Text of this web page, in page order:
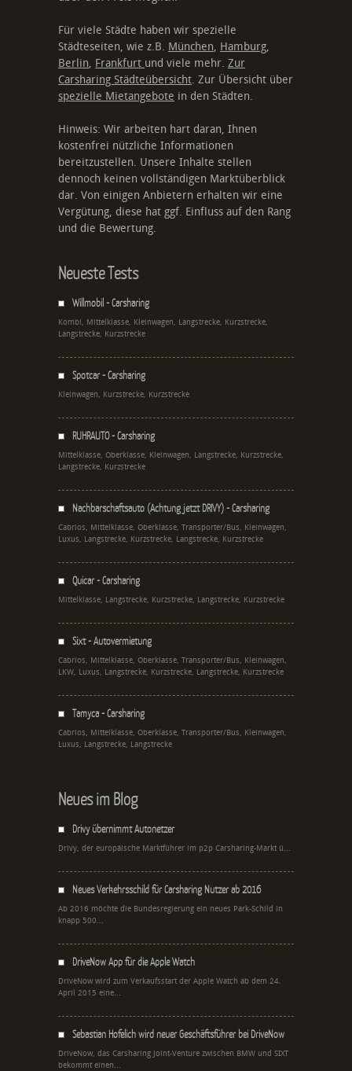
Für viele Städte haben wir spezielle
Städteseiten, wie z.B. München, Hamburg,
Berlin, Frankfurt und viele mehr. Zur
Carsharing Städteübersicht. Zur Übersicht über
spezielle Mietangebote in den Städten.
Hinweis: Wir arbeiten hart daran, Ihnen
kostenfrei nützliche Informationen
bereitzustellen. Unsere Inhalte stellen
dennoch keinen vollständigen Marktüberblick
dar. Von einigen Anbietern erhalten wir eine
Vergütung, diese hat ggf. Einfluss auf den Rang
und die Bewertung.
Neueste Tests
Willmobil - Carsharing
Kombi, Mittelklasse, Kleinwagen, Langstrecke, Kurzstrecke,
Langstrecke, Kurzstrecke
Spotcar - Carsharing
Kleinwagen, Kurzstrecke, Kurzstrecke
RUHRAUTO - Carsharing
Mittelklasse, Oberklasse, Kleinwagen, Langstrecke, Kurzstrecke,
Langstrecke, Kurzstrecke
Nachbarschaftsauto (Achtung jetzt DRIVY) - Carsharing
Cabrios, Mittelklasse, Oberklasse, Transporter/Bus, Kleinwagen,
Luxus, Langstrecke, Kurzstrecke, Langstrecke, Kurzstrecke
Quicar - Carsharing
Mittelklasse, Langstrecke, Kurzstrecke, Langstrecke, Kurzstrecke
Sixt - Autovermietung
Cabrios, Mittelklasse, Oberklasse, Transporter/Bus, Kleinwagen,
LKW, Luxus, Langstrecke, Kurzstrecke, Langstrecke, Kurzstrecke
Tamyca - Carsharing
Cabrios, Mittelklasse, Oberklasse, Transporter/Bus, Kleinwagen,
Luxus, Langstrecke, Langstrecke
Neues im Blog
Drivy übernimmt Autonetzer
Drivy, der europäische Marktführer im p2p Carsharing-Markt ü...
Neues Verkehrsschild für Carsharing Nutzer ab 2016
Ab 2016 möchte die Bundesregierung ein neues Park-Schild in
knapp 500...
DriveNow App für die Apple Watch
DriveNow wird zum Verkaufsstart der Apple Watch ab dem 24.
April 2015 eine...
Sebastian Hofelich wird neuer Geschäftsführer bei DriveNow
DriveNow, das Carsharing Joint-Venture zwischen BMW und SIXT
bekommt einen...